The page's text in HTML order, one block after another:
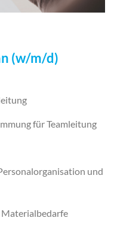
(w/m/d)
für Teamleitung
und